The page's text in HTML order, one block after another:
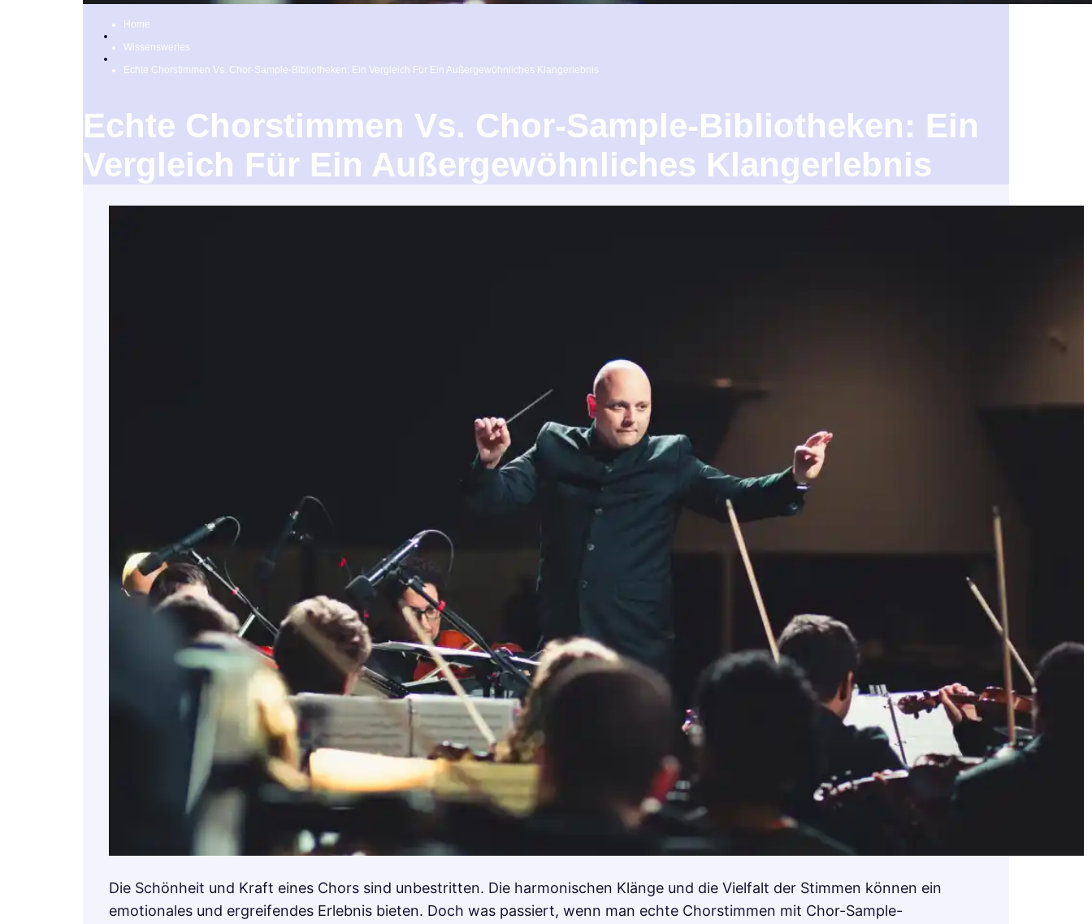
Home
Wissenswertes
Echte Chorstimmen Vs. Chor-Sample-Bibliotheken: Ein Vergleich Für Ein Außergewöhnliches Klangerlebnis
Echte Chorstimmen Vs. Chor-Sample-Bibliotheken: Ein
Vergleich Für Ein Außergewöhnliches Klangerlebnis
Die Schönheit und Kraft eines Chors sind unbestritten. Die harmonischen Klänge und die Vielfalt der Stimmen können ein
emotionales und ergreifendes Erlebnis bieten. Doch was passiert, wenn man echte Chorstimmen mit Chor-Sample-